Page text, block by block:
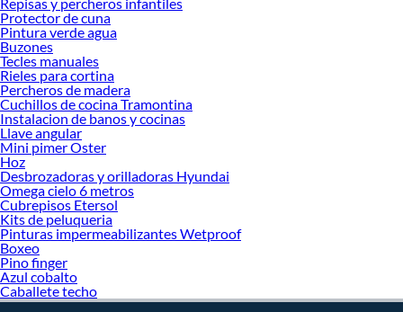
Protector de cuna
Pintura verde agua
Buzones
Tecles manuales
Rieles para cortina
Percheros de madera
Cuchillos de cocina Tramontina
Instalacion de banos y cocinas
Llave angular
Mini pimer Oster
Hoz
Desbrozadoras y orilladoras Hyundai
Omega cielo 6 metros
Cubrepisos Etersol
Kits de peluqueria
Pinturas impermeabilizantes Wetproof
Boxeo
Pino finger
Azul cobalto
Caballete techo